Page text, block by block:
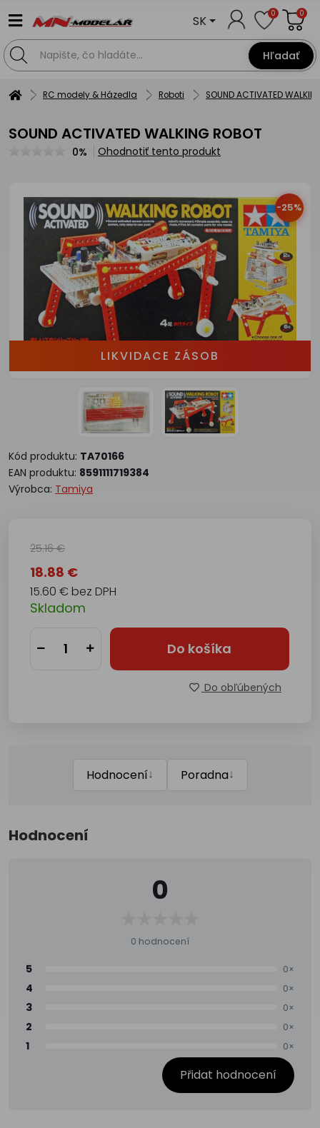
Hľadať
SK 0 0
RC modely & Házedla Roboti SOUND ACTIVATED
SOUND ACTIVATED WALKING ROBOT
0% Ohodnotiť tento produkt
-25%
LIKVIDACE ZÁSOB
Kód produktu: TA70166
EAN produktu: 8591111719384
Výrobca: Tamiya
25.16 €
18.88 €
15.60 € bez DPH
Skladom
Do košíka
Do obľúbených
Hodnocení↓ Poradna↓
Hodnocení
0
0 hodnocení
5 0×
4 0×
3 0×
2 0×
1 0×
Přidat hodnocení